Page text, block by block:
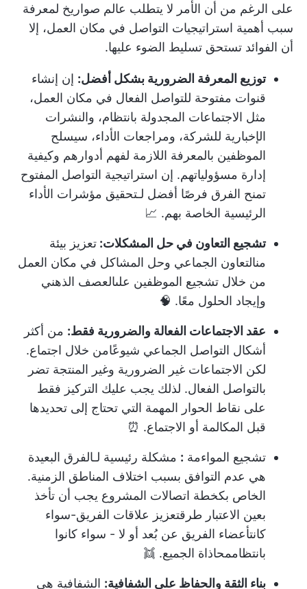
على الرغم من أن الأمر لا يتطلب عالم صواريخ لمعرفة
سبب أهمية استراتيجيات التواصل في مكان العمل، إلا
أن الفوائد تستحق تسليط الضوء عليها.
توزيع المعرفة الضرورية بشكل أفضل: إن إنشاء
قنوات مفتوحة للتواصل الفعال في مكان العمل،
مثل الاجتماعات المجدولة بانتظام، والنشرات
الإخبارية للشركة، ومراجعات الأداء، سيسلح
الموظفين بالمعرفة اللازمة لفهم أدوارهم وكيفية
إدارة مسؤولياتهم. إن استراتيجية التواصل المفتوح
تمنح الفرق فرصًا أفضل لـتحقيق مؤشرات الأداء
الرئيسية الخاصة بهم. 📈
تشجيع التعاون في حل المشكلات: تعزيز بيئة
منالتعاون الجماعي وحل المشاكل في مكان العمل
من خلال تشجيع الموظفين علىالعصف الذهني
وإيجاد الحلول معًا. 🧠
عقد الاجتماعات الفعالة والضرورية فقط: من أكثر
أشكال التواصل الجماعي شيوعًامن خلال اجتماع.
لكن الاجتماعات غير الضرورية وغير المنتجة تضر
بالتواصل الفعال. لذلك يجب عليك التركيز فقط
على نقاط الحوار المهمة التي تحتاج إلى تحديدها
قبل المكالمة أو الاجتماع. ⏰
تشجيع المواءمة : مشكلة رئيسية لـالفرق البعيدة
هي عدم التوافق بسبب اختلاف المناطق الزمنية.
الخاص بكخطة اتصالات المشروع يجب أن تأخذ
بعين الاعتبار طرقتعزيز علاقات الفريق-سواء
كانتأعضاء الفريق عن بُعد أو لا - سواء كانوا
بانتظاممحاذاة الجميع. 👯
بناء الثقة والحفاظ على الشفافية: الشفافية هي